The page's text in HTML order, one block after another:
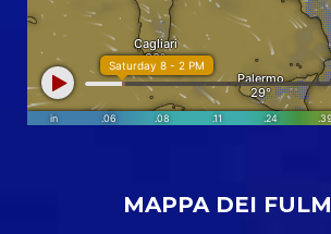
MAPPA DEI